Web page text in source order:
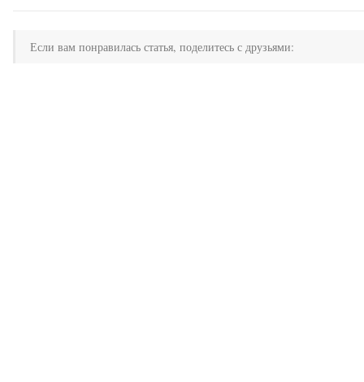
Если вам понравилась статья, поделитесь с друзьями: